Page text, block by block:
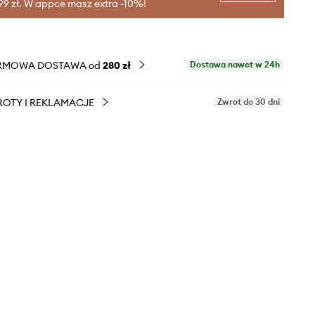
zł. W appce masz extra -10%!
DOSTAWA od 280 zł Dostawa nawet w 24h
I REKLAMACJE Zwrot do 30 dni